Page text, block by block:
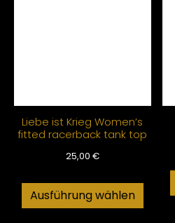
Liebe ist Krieg Women’s
fitted racerback tank top
25,00 €
Ausführung wählen